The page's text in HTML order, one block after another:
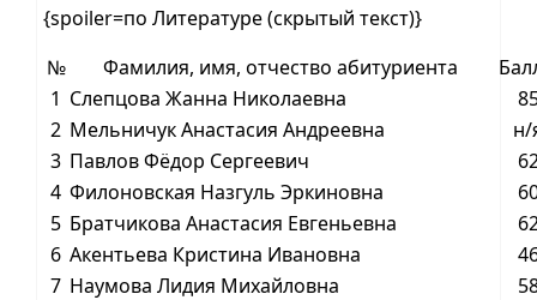
{spoiler=по Литературе (скрытый текст)}
№
Фамилия, имя, отчество абитуриента
1 Слепцова Жанна Николаевна
2 Мельничук Анастасия Андреевна
н/
3 Павлов Фёдор Сергеевич
4 Филоновская Назгуль Эркиновна
5 Братчикова Анастасия Евгеньевна
6 Акентьева Кристина Ивановна
7 Наумова Лидия Михайловна